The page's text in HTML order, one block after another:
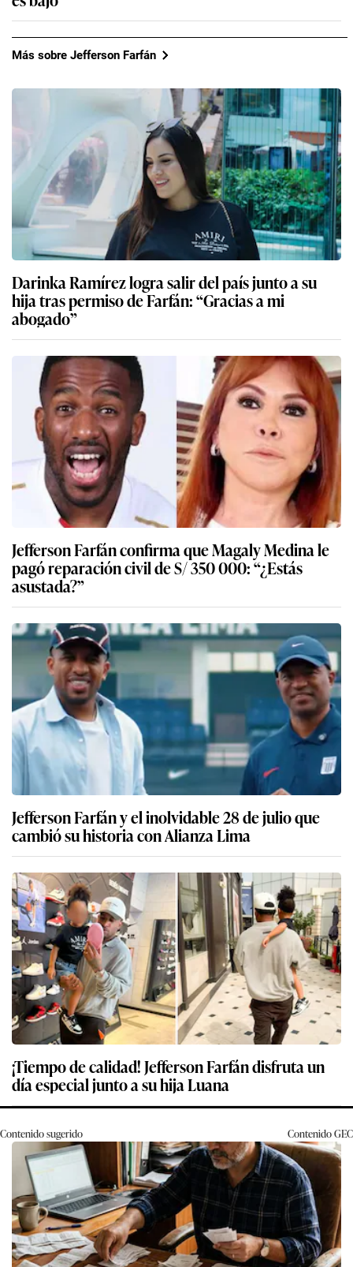
Más sobre Jefferson Farfán
Darinka Ramírez logra salir del país junto a su
hija tras permiso de Farfán: “Gracias a mi
abogado”
Jefferson Farfán confirma que Magaly Medina le
pagó reparación civil de S/ 350 000: “¿Estás
asustada?”
Jefferson Farfán y el inolvidable 28 de julio que
cambió su historia con Alianza Lima
¡Tiempo de calidad! Jefferson Farfán disfruta un
día especial junto a su hija Luana
Contenido sugerido ContenidoGEC